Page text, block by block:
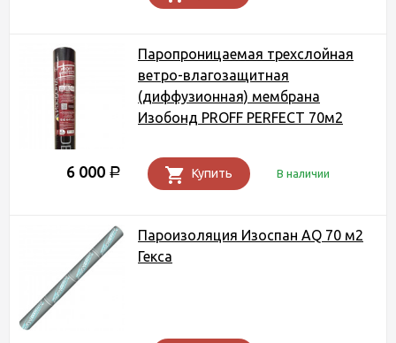
Паропроницаемая трехслойная
ветро-влагозащитная
(диффузионная) мембрана
Изобонд PROFF PERFECT 70м2
6 000 Р Купить В наличии
Пароизоляция Изоспан AQ 70 м2
Гекса